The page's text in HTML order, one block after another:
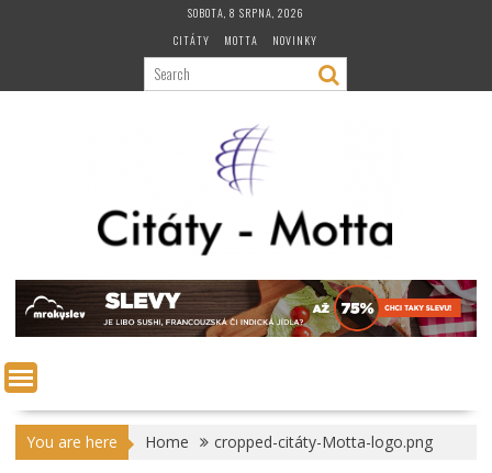
SOBOTA, 8 SRPNA, 2026
CITÁTY
MOTTA NOVINKY
You are here Home cropped-citáty-Motta-logo.png